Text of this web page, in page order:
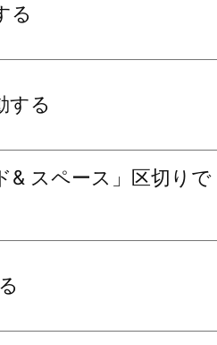
る
する
& スペース」区切りで